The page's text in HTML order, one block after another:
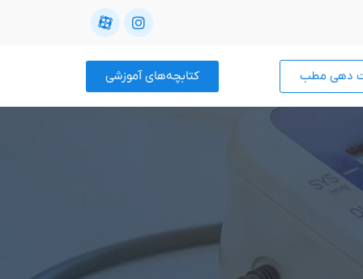
دهی مطب کتابچه‌های آموزشی